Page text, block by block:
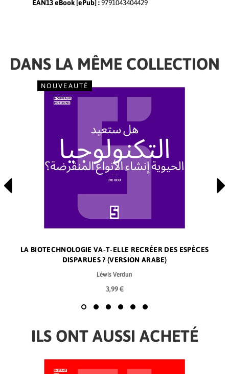
EAN13 eBook [ePub] :9791043404429
DANS LA MÊME COLLECTION
NOUVEAUTÉ
LA BIOTECHNOLOGIE VA‑T‑ELLE RECRÉER DES ESPÈCES
DISPARUES ? (VERSION ARABE)
Léwis Verdun
3,99 €
ILS ONT AUSSI ACHETÉ